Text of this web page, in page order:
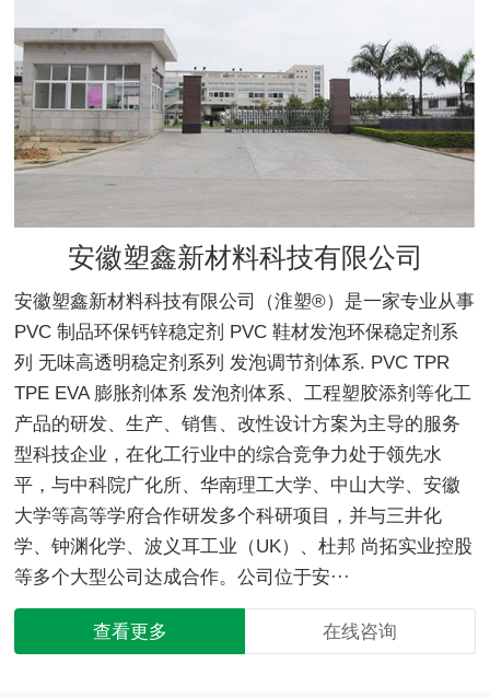
安徽塑鑫新材料科技有限公司
安徽塑鑫新材料科技有限公司（淮塑®）是一家专业从事
PVC 制品环保钙锌稳定剂 PVC 鞋材发泡环保稳定剂系
列 无味高透明稳定剂系列 发泡调节剂体系. PVC TPR
TPE EVA 膨胀剂体系 发泡剂体系、工程塑胶添剂等化工
产品的研发、生产、销售、改性设计方案为主导的服务
型科技企业，在化工行业中的综合竞争力处于领先水
平，与中科院广化所、华南理工大学、中山大学、安徽
大学等高等学府合作研发多个科研项目，并与三井化
学、钟渊化学、波义耳工业（UK）、杜邦 尚拓实业控股
等多个大型公司达成合作。公司位于安···
查看更多 在线咨询